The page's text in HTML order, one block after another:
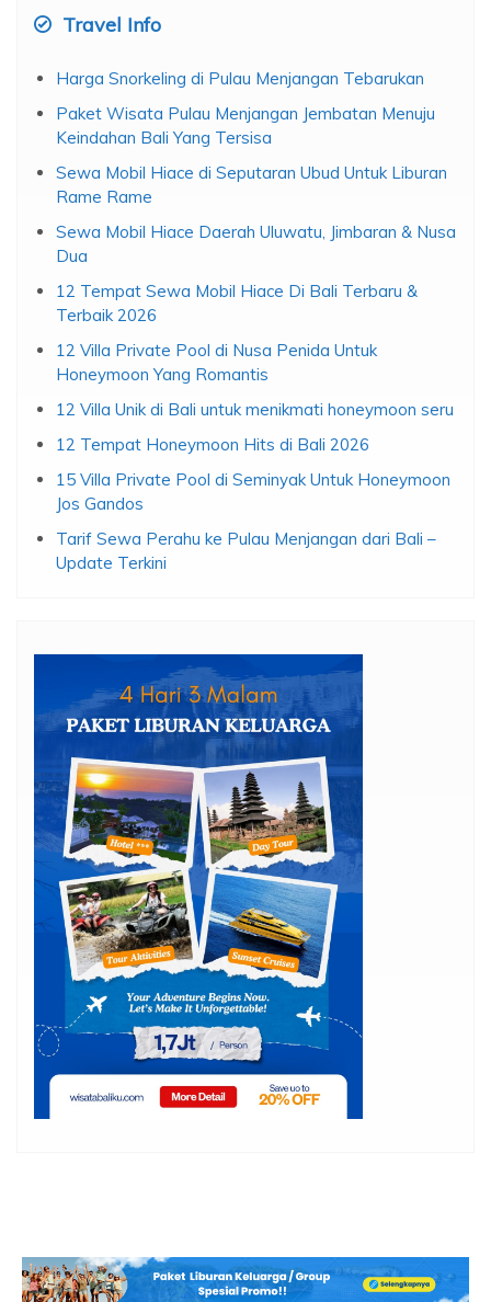
Travel Info
Harga Snorkeling di Pulau Menjangan Tebarukan
Paket Wisata Pulau Menjangan Jembatan Menuju
Keindahan Bali Yang Tersisa
Sewa Mobil Hiace di Seputaran Ubud Untuk Liburan
Rame Rame
Sewa Mobil Hiace Daerah Uluwatu, Jimbaran & Nusa
Dua
12 Tempat Sewa Mobil Hiace Di Bali Terbaru &
Terbaik 2026
12 Villa Private Pool di Nusa Penida Untuk
Honeymoon Yang Romantis
12 Villa Unik di Bali untuk menikmati honeymoon seru
12 Tempat Honeymoon Hits di Bali 2026
15 Villa Private Pool di Seminyak Untuk Honeymoon
Jos Gandos
Tarif Sewa Perahu ke Pulau Menjangan dari Bali –
Update Terkini